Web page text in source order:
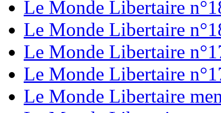
Le Monde Libertaire
Le Monde Libertaire
Le Monde Libertaire
Le Monde Libertaire
Le Monde Libertaire